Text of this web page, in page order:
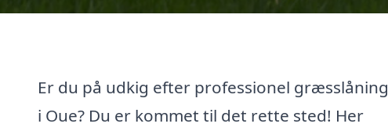
Er du på udkig efter professionel græsslåning
i Oue? Du er kommet til det rette sted! Her